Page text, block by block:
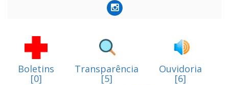
Boletins
[0]
Transparência
[5]
Ouvidoria
[6]